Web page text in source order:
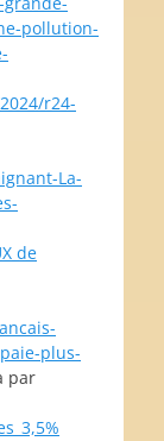
pollution-
r24-
La-
de
plus-
par